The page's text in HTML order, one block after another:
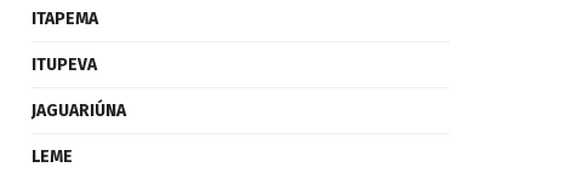
ITAPEMA
ITUPEVA
JAGUARIÚNA
LEME